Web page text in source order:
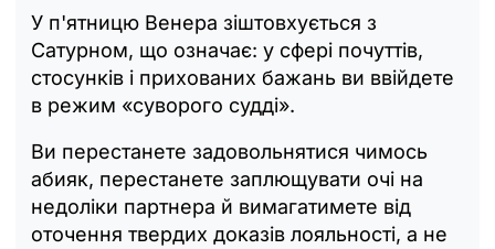
У п'ятницю Венера зіштовхується з
Сатурном, що означає: у сфері почуттів,
стосунків і прихованих бажань ви ввійдете
в режим «суворого судді».
Ви перестанете задовольнятися чимось
абияк, перестанете заплющувати очі на
недоліки партнера й вимагатимете від
оточення твердих доказів лояльності, а не